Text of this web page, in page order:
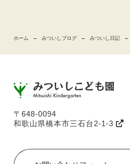
ホーム みついしブログ みついし日記
〒648-0094
和歌山県橋本市三石台2-1-3